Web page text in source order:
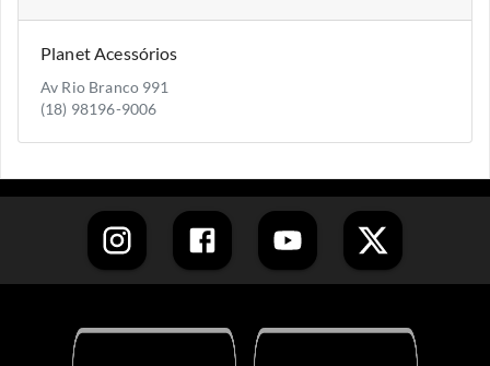
Planet Acessórios
Av Rio Branco 991
(18) 98196-9006